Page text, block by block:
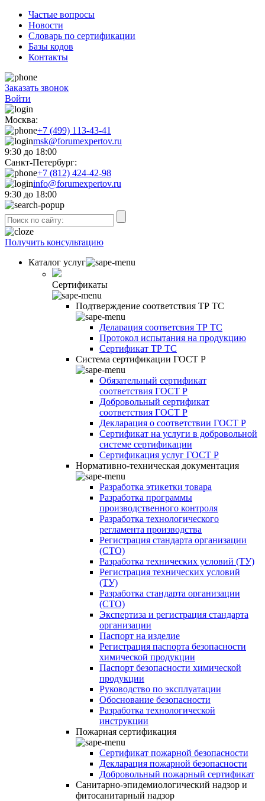
Частые вопросы
Новости
Словарь по сертификации
Базы кодов
Контакты
Заказать звонок
Войти
Москва:
+7 (499) 113-43-41
msk@forumexpertov.ru
9:30 до 18:00
Санкт-Петербург:
+7 (812) 424-42-98
info@forumexpertov.ru
9:30 до 18:00
Получить консультацию
Каталог услуг
Сертификаты
Подтверждение соответствия ТР ТС
Деларация соответсвия ТР ТС
Протокол испытания на продукцию
Сертификат ТР ТС
Система сертификации ГОСТ Р
Обязательный сертификат
соответствия ГОСТ Р
Добровольный сертификат
соответствия ГОСТ Р
Декларация о соответствии ГОСТ Р
Сертификат на услуги в добровольной
системе сертификации
Сертификация услуг ГОСТ Р
Нормативно-техническая документация
Разработка этикетки товара
Разработка программы
производственного контроля
Разработка технологического
регламента производства
Регистрация стандарта организации
(СТО)
Разработка технических условий (ТУ)
Регистрация технических условий
(ТУ)
Разработка стандарта организации
(СТО)
Экспертиза и регистрация стандарта
организации
Паспорт на изделие
Регистрация паспорта безопасности
химической продукции
Паспорт безопасности химической
продукции
Руководство по эксплуатации
Обоснование безопасности
Разработка технологической
инструкции
Пожарная сертификация
Сертификат пожарной безопасности
Декларация пожарной безопасности
Добровольный пожарный сертификат
Санитарно-эпидемиологический надзор и
фитосанитарный надзор